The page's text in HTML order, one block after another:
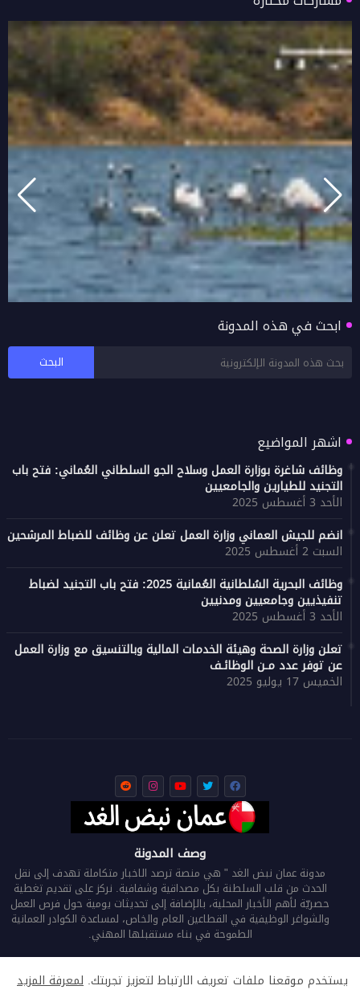
ظفار.. ملاذ طبيعي ساحر للطيور المقيمة
ابحث في هذه المدونة
اشهر المواضيع
وظائف شاغرة بوزارة العمل وسلاح الجو السلطاني العُماني: فتح باب
التجنيد للطيارين والجامعيين
الأحد 3 أغسطس 2025
انضم للجيش العماني وزارة العمل تعلن عن وظائف للضباط المرشحين
السبت 2 أغسطس 2025
وظائف البحرية السُلطانية العُمانية 2025: فتح باب التجنيد لضباط
تنفيذيين وجامعيين ومدنيين
الأحد 3 أغسطس 2025
تعلن وزارة الصحة وهيئة الخدمات المالية وبالتنسيق مع وزارة العمل
عن توفر عدد مـن الوظائـف
الخميس 17 يوليو 2025
وصف المدونة
مدونة عمان نبض الغد " هي منصة ترصد الاخبار متكاملة تهدف إلى نقل
الحدث من قلب السلطنة بكل مصداقية وشفافية. نركز على تقديم تغطية
حصريّة لأهم الأخبار المحلية، بالإضافة إلى تحديثات يومية حول فرص العمل
والشواغر الوظيفية في القطاعين العام والخاص، لمساعدة الكوادر العمانية
الطموحة في بناء مستقبلها المهني.
الرئيسية من نحن اتصل بنا سياسة الخصوصية
يستخدم موقعنا ملفات تعريف الارتباط لتعزيز تجربتك. لمعرفة المزيد